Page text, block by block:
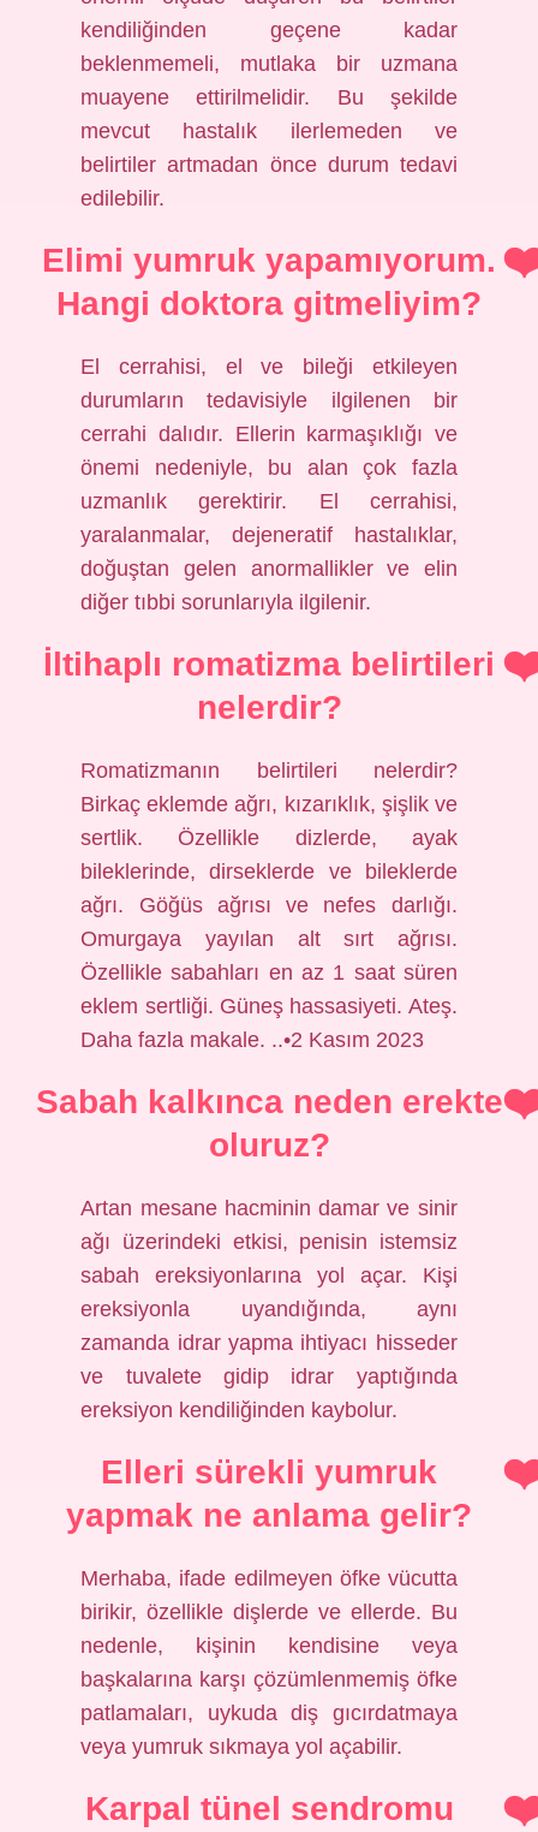
kendiliğinden geçene kadar
beklenmemeli, mutlaka bir uzmana
muayene ettirilmelidir. Bu şekilde
mevcut hastalık ilerlemeden ve
belirtiler artmadan önce durum tedavi
edilebilir.
Elimi yumruk yapamıyorum.
Hangi doktora gitmeliyim?
El cerrahisi, el ve bileği etkileyen
durumların tedavisiyle ilgilenen bir
cerrahi dalıdır. Ellerin karmaşıklığı ve
önemi nedeniyle, bu alan çok fazla
uzmanlık gerektirir. El cerrahisi,
yaralanmalar, dejeneratif hastalıklar,
doğuştan gelen anormallikler ve elin
diğer tıbbi sorunlarıyla ilgilenir.
İltihaplı romatizma belirtileri
nelerdir?
Romatizmanın belirtileri nelerdir?
Birkaç eklemde ağrı, kızarıklık, şişlik ve
sertlik. Özellikle dizlerde, ayak
bileklerinde, dirseklerde ve bileklerde
ağrı. Göğüs ağrısı ve nefes darlığı.
Omurgaya yayılan alt sırt ağrısı.
Özellikle sabahları en az 1 saat süren
eklem sertliği. Güneş hassasiyeti. Ateş.
Daha fazla makale. ..•2 Kasım 2023
Sabah kalkınca neden erekte
oluruz?
Artan mesane hacminin damar ve sinir
ağı üzerindeki etkisi, penisin istemsiz
sabah ereksiyonlarına yol açar. Kişi
ereksiyonla uyandığında, aynı
zamanda idrar yapma ihtiyacı hisseder
ve tuvalete gidip idrar yaptığında
ereksiyon kendiliğinden kaybolur.
Elleri sürekli yumruk
yapmak ne anlama gelir?
Merhaba, ifade edilmeyen öfke vücutta
birikir, özellikle dişlerde ve ellerde. Bu
nedenle, kişinin kendisine veya
başkalarına karşı çözümlenmemiş öfke
patlamaları, uykuda diş gıcırdatmaya
veya yumruk sıkmaya yol açabilir.
Karpal tünel sendromu